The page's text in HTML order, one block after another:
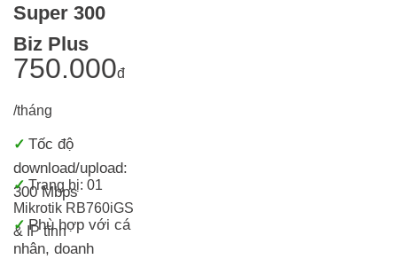
Super 300
Biz Plus
750.000đ
/tháng
✓ Tốc độ
download/upload:
300 Mbps
✓Trang bị: 01
Mikrotik RB760iGS
& IP tĩnh
✓Phù hợp với cá
nhân, doanh